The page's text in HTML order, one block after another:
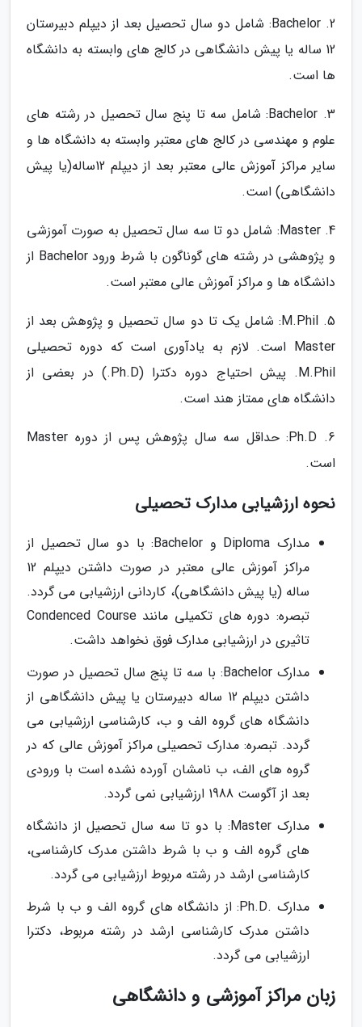
Bachelor .2: شامل دو سال تحصیل بعد از دیپلم دبیرستان
12 ساله یا پیش دانشگاهی در کالج های وابسته به دانشگاه
ها است.
Bachelor .3: شامل سه تا پنج سال تحصیل در رشته های
علوم و مهندسی در کالج های معتبر وابسته به دانشگاه ها و
سایر مراکز آموزش عالی معتبر بعد از دیپلم 12ساله(یا پیش
دانشگاهی) است.
Master .4: شامل دو تا سه سال تحصیل به صورت آموزشی
و پژوهشی در رشته های گوناگون با شرط ورود Bachelor از
دانشگاه ها و مراکز آموزش عالی معتبر است.
M.Phil .5: شامل یک تا دو سال تحصیل و پژوهش بعد از
Master است. لازم به یادآوری است که دوره تحصیلی
M.Phil. پیش احتیاج دوره دکترا (Ph.D.) در بعضی از
دانشگاه های ممتاز هند است.
6. Ph.D: حداقل سه سال پژوهش پس از دوره Master
است.
نحوه ارزشیابی مدارک تحصیلی
مدارک Diploma و Bachelor: با دو سال تحصیل از
مراکز آموزش عالی معتبر در صورت داشتن دیپلم 12
ساله (یا پیش دانشگاهی)، کاردانی ارزشیابی می گردد.
تبصره: دوره های تکمیلی مانند Condenced Course
تاثیری در ارزشیابی مدارک فوق نخواهد داشت.
مدارک Bachelor: با سه تا پنج سال تحصیل در صورت
داشتن دیپلم 12 ساله دبیرستان یا پیش دانشگاهی از
دانشگاه های گروه الف و ب، کارشناسی ارزشیابی می
گردد. تبصره: مدارک تحصیلی مراکز آموزش عالی که در
گروه های الف، ب نامشان آورده نشده است با ورودی
بعد از آگوست 1988 ارزشیابی نمی گردد.
مدارک Master: با دو تا سه سال تحصیل از دانشگاه
های گروه الف و ب با شرط داشتن مدرک کارشناسی،
کارشناسی ارشد در رشته مربوط ارزشیابی می گردد.
مدارک .Ph.D: از دانشگاه های گروه الف و ب با شرط
داشتن مدرک کارشناسی ارشد در رشته مربوط، دکترا
ارزشیابی می گردد.
زبان مراکز آموزشی و دانشگاهی